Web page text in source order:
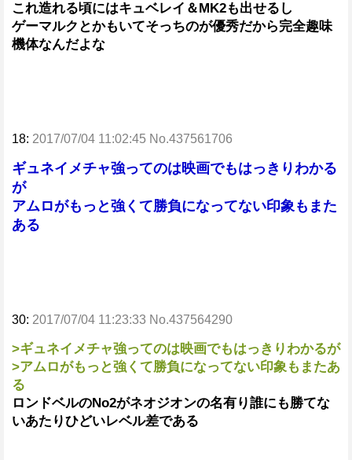
これ造れる頃にはキュベレイ＆MK2も出せるし
ゲーマルクとかもいてそっちのが優秀だから完全趣味
機体なんだよな
18: 2017/07/04 11:02:45 No.437561706
ギュネイメチャ強ってのは映画でもはっきりわかる
が
アムロがもっと強くて勝負になってない印象もまた
ある
30: 2017/07/04 11:23:33 No.437564290
>ギュネイメチャ強ってのは映画でもはっきりわかるが
>アムロがもっと強くて勝負になってない印象もまたあ
る
ロンドベルのNo2がネオジオンの名有り誰にも勝てな
いあたりひどいレベル差である